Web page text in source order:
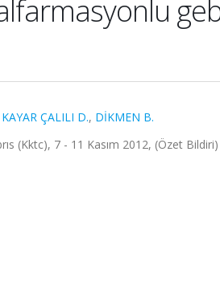
KAYAR ÇALILI D., DİKMEN B.
(Kktc), 7 - 11 Kasım 2012, (Özet Bildiri)